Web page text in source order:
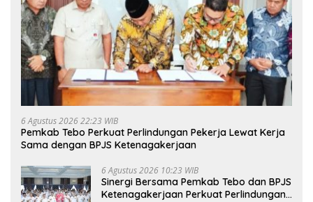
6 Agustus 2026 22:23 WIB
Pemkab Tebo Perkuat Perlindungan Pekerja Lewat Kerja
Sama dengan BPJS Ketenagakerjaan
6 Agustus 2026 10:23 WIB
Sinergi Bersama Pemkab Tebo dan BPJS
Ketenagakerjaan Perkuat Perlindungan